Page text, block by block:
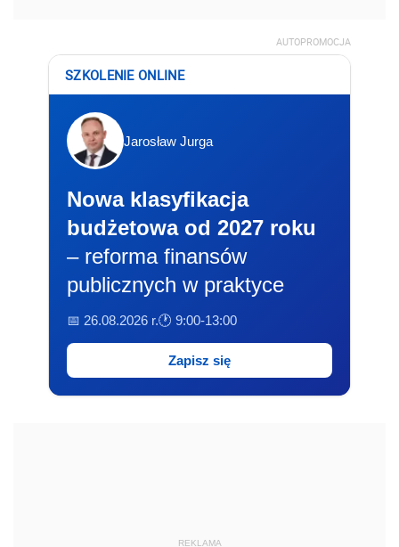
AUTOPROMOCJA
SZKOLENIE ONLINE
Jarosław Jurga
Nowa klasyfikacja
budżetowa od 2027 roku
– reforma finansów
publicznych w praktyce
📅 26.08.2026 r.🕐 9:00-13:00
Zapisz się
REKLAMA